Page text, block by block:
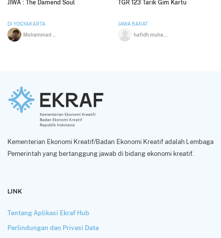
JIWA : The Damend Soul
DI YOGYAKARTA
TGR 123 Tarik Gim Kartu
JAWA BARAT
Kementerian Ekonomi Kreatif/Badan Ekonomi Kreatif adalah Lembaga
Pemerintah yang bertanggung jawab di bidang ekonomi kreatif.
LINK
Tentang Aplikasi Ekraf Hub
Perlindungan dan Privasi Data